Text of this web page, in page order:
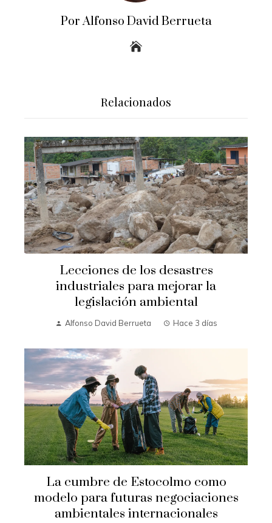
Por Alfonso David Berrueta
Relacionados
Lecciones de los desastres
industriales para mejorar la
legislación ambiental
Alfonso David Berrueta Hace 3 días
La cumbre de Estocolmo como
modelo para futuras negociaciones
ambientales internacionales